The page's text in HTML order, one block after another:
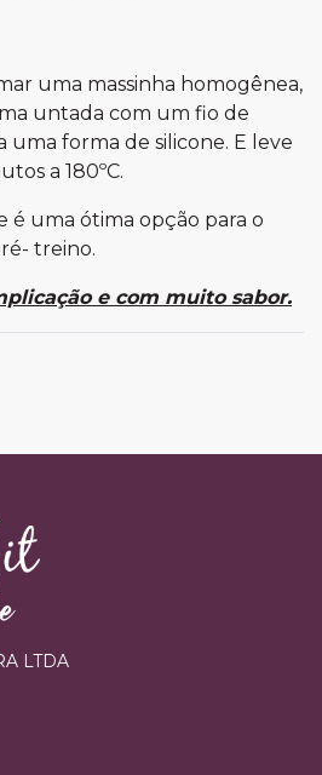
uma massinha homogênea,
untada com um fio de
uma forma de silicone. E leve
a 180ºC.
é uma ótima opção para o
treino.
e com muito sabor.
LTDA